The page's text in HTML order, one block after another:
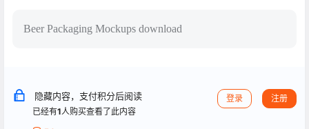
Beer Packaging Mockups download
隐藏内容，支付积分后阅读
已经有1人购买查看了此内容
登录 注册